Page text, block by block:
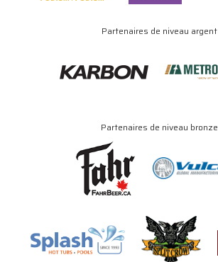
Partenaires de niveau argent
Partenaires de niveau bronze